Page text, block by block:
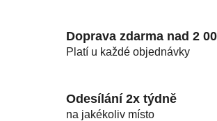
á
d
í
Doprava zdarma nad 2
Platí u každé objednávky
Odesílání 2x týdně
na jakékoliv místo